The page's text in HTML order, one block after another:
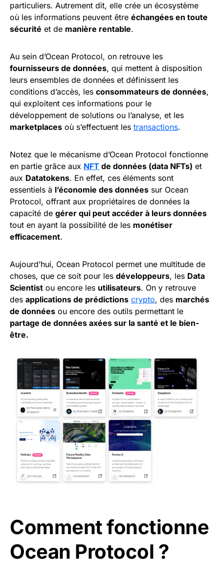
particuliers. Autrement dit, elle crée un écosystème
où les informations peuvent être échangées en toute
sécurité et de manière rentable.
Au sein d’Ocean Protocol, on retrouve les
fournisseurs de données, qui mettent à disposition
leurs ensembles de données et définissent les
conditions d’accès, les consommateurs de données,
qui exploitent ces informations pour le
développement de solutions ou l’analyse, et les
marketplaces où s’effectuent les transactions.
Notez que le mécanisme d’Ocean Protocol fonctionne
en partie grâce aux NFT de données (data NFTs) et
aux Datatokens. En effet, ces éléments sont
essentiels à l’économie des données sur Ocean
Protocol, offrant aux propriétaires de données la
capacité de gérer qui peut accéder à leurs données
tout en ayant la possibilité de les monétiser
efficacement.
Aujourd’hui, Ocean Protocol permet une multitude de
choses, que ce soit pour les développeurs, les Data
Scientist ou encore les utilisateurs. On y retrouve
des applications de prédictions crypto, des marchés
de données ou encore des outils permettant le
partage de données axées sur la santé et le bien-
être.
Comment fonctionne
Ocean Protocol ?